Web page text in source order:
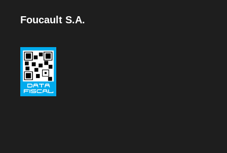
Foucault S.A.